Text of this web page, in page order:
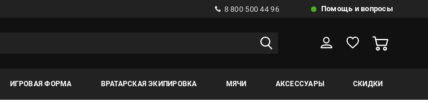
8 800 500 44 96 Помощь и вопросы
ИГРОВАЯ ФОРМА ВРАТАРСКАЯ ЭКИПИРОВКА МЯЧИ АКСЕССУАРЫ СКИДКИ